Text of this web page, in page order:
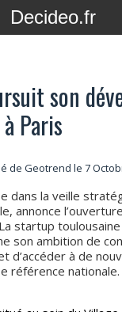
Decideo.fr
son
Paris
de Geotrend le 7
dans la veille
annonce
startup
son ambition de
d’accéder à de
référence nationale.